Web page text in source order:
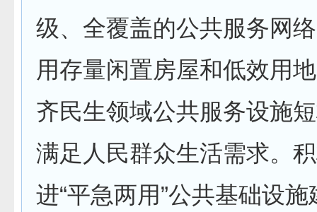
级、全覆盖的公共服务网
用存量闲置房屋和低效用
齐民生领域公共服务设施
满足人民群众生活需求。
进“平急两用”公共基础设